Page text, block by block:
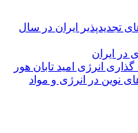
تجدیدپذیر ایران در سال
در ایران
انرژی امید تابان هور
نوین در انرژی و مواد